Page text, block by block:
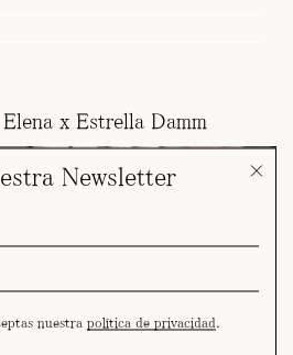
x Estrella Damm
Newsletter
nuestra política de privacidad